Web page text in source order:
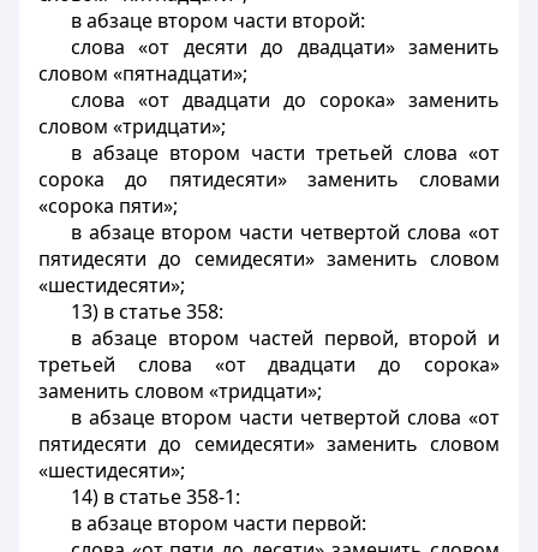
в абзаце втором части второй:
слова «от десяти до двадцати» заменить
словом «пятнадцати»;
слова «от двадцати до сорока» заменить
словом «тридцати»;
в абзаце втором части третьей слова «от
сорока до пятидесяти» заменить словами
«сорока пяти»;
в абзаце втором части четвертой слова «от
пятидесяти до семидесяти» заменить словом
«шестидесяти»;
13) в статье 358:
в абзаце втором частей первой, второй и
третьей слова «от двадцати до сорока»
заменить словом «тридцати»;
в абзаце втором части четвертой слова «от
пятидесяти до семидесяти» заменить словом
«шестидесяти»;
14) в статье 358-1:
в абзаце втором части первой: